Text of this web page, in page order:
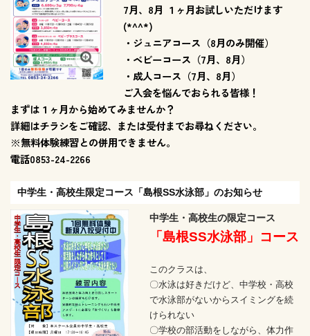
7月、8月 １ヶ月お試しいただけます
(*^^*)
・ジュニアコース（8月のみ開催）
・ベビーコース（7月、8月）
・成人コース（7月、8月）
ご入会を悩んでおられる皆様！
まずは１ヶ月から始めてみませんか？
詳細はチラシをご確認、または受付までお尋ねください。
※無料体験練習との併用できません。
電話0853-24-2266
中学生・高校生限定コース「島根SS水泳部」のお知らせ
中学生・高校生の限定コース
「島根SS水泳部」コース
このクラスは、
〇水泳は好きだけど、中学校・高校
で水泳部がないからスイミングを続
けられない
〇学校の部活動をしながら、体力作